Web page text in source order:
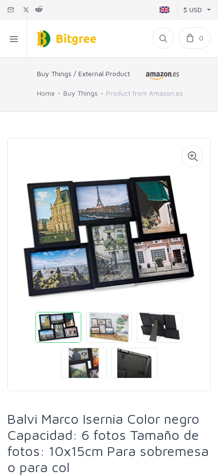
$ USD
0
Buy Things / External Product
Home Buy Things Product from Amazon.es
Balvi Marco Isernia Color negro
Capacidad: 6 fotos Tamaño de
fotos: 10x15cm Para sobremesa
o para col